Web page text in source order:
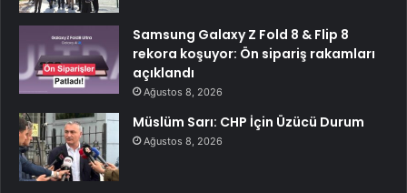
Samsung Galaxy Z Fold 8 & Flip 8
rekora koşuyor: Ön sipariş rakamları
açıklandı
Ağustos 8, 2026
Müslüm Sarı: CHP İçin Üzücü Durum
Ağustos 8, 2026